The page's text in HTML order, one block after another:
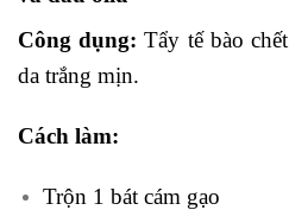
Công dụng: Tẩy tế bào
da trắng mịn.
Cách làm:
Trộn 1 bát cám gạo